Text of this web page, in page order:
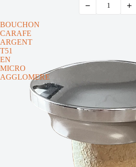
− +
BOUCHON
CARAFE
ARGENT
T51
EN
MICRO
AGGLOMERE